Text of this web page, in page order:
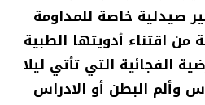
صيدلية خاصة للمداومة
من اقتناء أدويتها الطبية
الفجائية التي تأتي ليلا
وألم البطن أو الادراس